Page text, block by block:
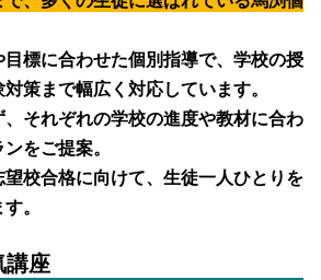
標に合わせた個別指導で、学校の授
策まで幅広く対応しています。
それぞれの学校の進度や教材に合わ
をご提案。
校合格に向けて、生徒一人ひとりを
。
講座